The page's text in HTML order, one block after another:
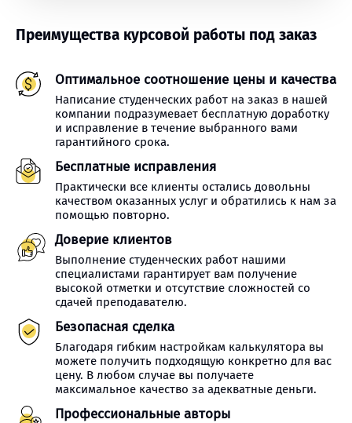
Преимущества курсовой работы под заказ
Оптимальное соотношение цены и качества
Написание студенческих работ на заказ в нашей
компании подразумевает бесплатную доработку
и исправление в течение выбранного вами
гарантийного срока.
Бесплатные исправления
Практически все клиенты остались довольны
качеством оказанных услуг и обратились к нам за
помощью повторно.
Доверие клиентов
Выполнение студенческих работ нашими
специалистами гарантирует вам получение
высокой отметки и отсутствие сложностей со
сдачей преподавателю.
Безопасная сделка
Благодаря гибким настройкам калькулятора вы
можете получить подходящую конкретно для вас
цену. В любом случае вы получаете
максимальное качество за адекватные деньги.
Профессиональные авторы